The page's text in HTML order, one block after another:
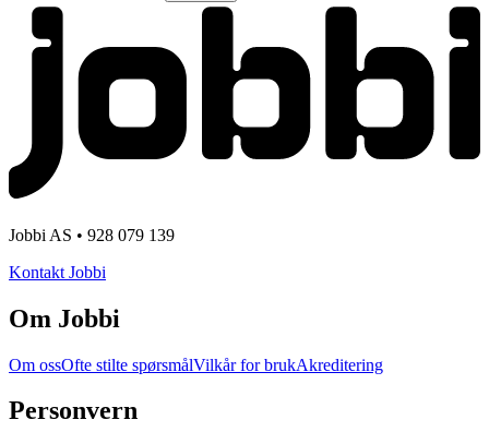
Jobbi AS • 928 079 139
Kontakt Jobbi
Om Jobbi
Om ossOfte stilte spørsmålVilkår for brukAkreditering
Personvern